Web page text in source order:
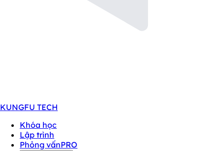
KUNGFU TECH
Khóa học
Lập trình
Phỏng vấnPRO